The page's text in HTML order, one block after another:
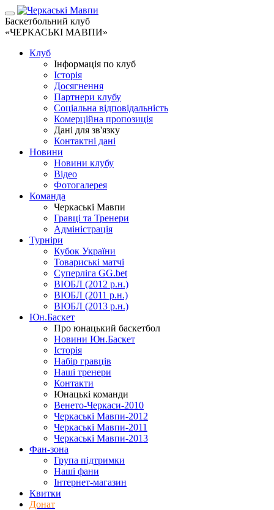
Баскетбольний клуб
«ЧЕРКАСЬКІ МАВПИ»
Клуб
Інформація по клуб
Історія
Досягнення
Партнери клубу
Соціальна відповідальність
Комерційна пропозиція
Дані для зв'язку
Контактні дані
Новини
Новини клубу
Відео
Фотогалерея
Команда
Черкаські Мавпи
Гравці та Тренери
Адміністрація
Турніри
Кубок України
Товариські матчі
Суперліга GG.bet
ВЮБЛ (2012 р.н.)
ВЮБЛ (2011 р.н.)
ВЮБЛ (2013 р.н.)
Юн.Баскет
Про юнацький баскетбол
Новини Юн.Баскет
Історія
Набір гравців
Наші тренери
Контакти
Юнацькі команди
Венето-Черкаси-2010
Черкаські Мавпи-2012
Черкаські Мавпи-2011
Черкаські Мавпи-2013
Фан-зона
Група підтримки
Наші фани
Інтернет-магазин
Квитки
Донат